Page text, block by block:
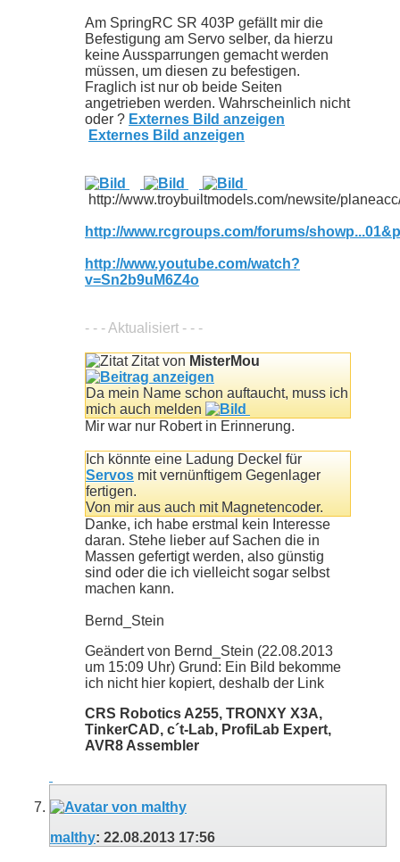
Am SpringRC SR 403P gefällt mir die
Befestigung am Servo selber, da hierzu
keine Aussparrungen gemacht werden
müssen, um diesen zu befestigen.
Fraglich ist nur ob beide Seiten
angetrieben werden. Wahrscheinlich nicht
oder ? Externes Bild anzeigen
Externes Bild anzeigen
http://www.troybuiltmodels.com/newsite/
http://www.rcgroups.com/forums/
http://www.youtube.com/watch?
v=Sn2b9uM6Z4o
- - - Aktualisiert - - -
Zitat von MisterMou
Da mein Name schon auftaucht, muss ich
mich auch melden
Mir war nur Robert in Erinnerung.
Ich könnte eine Ladung Deckel für
Servos mit vernünftigem Gegenlager
fertigen.
Von mir aus auch mit Magnetencoder.
Danke, ich habe erstmal kein Interesse
daran. Stehe lieber auf Sachen die in
Massen gefertigt werden, also günstig
sind oder die ich vielleicht sogar selbst
machen kann.
Bernd_Stein
Geändert von Bernd_Stein (22.08.2013
um 15:09 Uhr) Grund: Ein Bild bekomme
ich nicht hier kopiert, deshalb der Link
CRS Robotics A255, TRONXY X3A,
TinkerCAD, c´t-Lab, ProfiLab Expert,
AVR8 Assembler
malthy: 22.08.2013 17:56